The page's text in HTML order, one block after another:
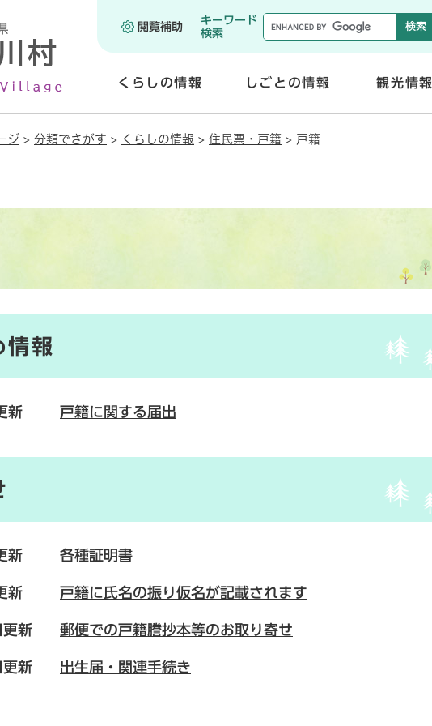
メニューを飛ばして本文へ
閲覧補助
キーワード
検索
くらしの情報
く
しごとの情報
く
観光情報
ジ > 分類でさがす > くらしの情報 > 住民票・戸籍 > 戸籍
情報
新 戸籍に関する届出
新 各種証明書
新 戸籍に氏名の振り仮名が記載されます
新 郵便での戸籍謄抄本等のお取り寄せ
新 出生届・関連手続き